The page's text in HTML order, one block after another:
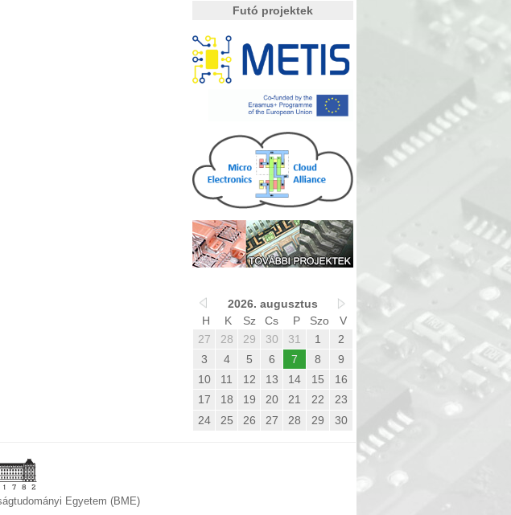
Futó projektek
2026. augusztus
H
K Sz Cs P Szo
V
27
28 29 30 31 1
2
3
4 5 6 7 8
9
10
11 12 13 14 15
16
17
18 19 20 21 22
23
24
25 26 27 28 29 30
Egyetem (BME)